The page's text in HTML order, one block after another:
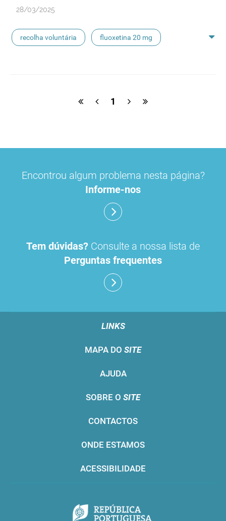
28/03/2025
recolha voluntária fluoxetina 20 mg
1
Encontrou algum problema nesta página?
Informe-nos
Tem dúvidas? Consulte a nossa lista de
Perguntas frequentes
LINKS
MAPA DO SITE
AJUDA
SOBRE O SITE
CONTACTOS
ONDE ESTAMOS
ACESSIBILIDADE